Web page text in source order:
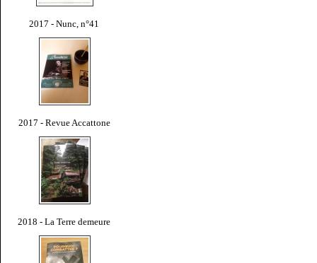
2017 - Nunc, n°41
2017 - Revue Accattone
2018 - La Terre demeure